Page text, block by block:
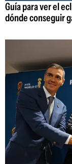
Guía para ver el
dónde conseguir